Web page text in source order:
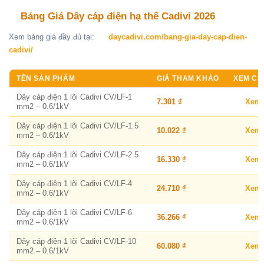
Bảng Giá Dây cáp điện hạ thế Cadivi 2026
Xem bảng giá đầy đủ tại:
daycadivi.com/bang-gia-day-cap-dien-
cadivi/
TÊN SẢN PHẨM GIÁ THAM KHẢO XEM
Dây cáp điện 1 lõi Cadivi CV/LF-1
mm2 – 0.6/1kV
7.301 ₫
Dây cáp điện 1 lõi Cadivi CV/LF-1.5
mm2 – 0.6/1kV
10.022 ₫
Dây cáp điện 1 lõi Cadivi CV/LF-2.5
mm2 – 0.6/1kV
16.330 ₫
Dây cáp điện 1 lõi Cadivi CV/LF-4
mm2 – 0.6/1kV
24.710 ₫
Dây cáp điện 1 lõi Cadivi CV/LF-6
mm2 – 0.6/1kV
36.266 ₫
Dây cáp điện 1 lõi Cadivi CV/LF-10
mm2 – 0.6/1kV
60.080 ₫